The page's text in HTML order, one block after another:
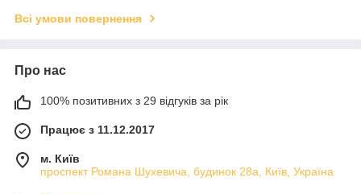
Всі умови повернення
Про нас
100% позитивних з 29 відгуків за рік
Працює з 11.12.2017
м. Київ
проспект Романа Шухевича, будинок 28а, Київ, Україна